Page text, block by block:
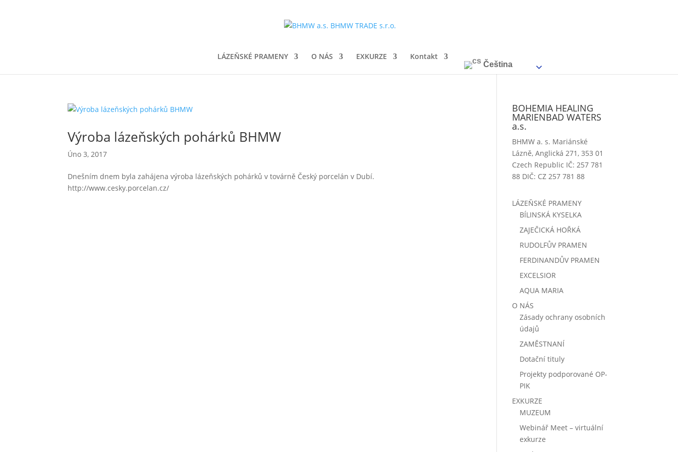
LÁZEŇSKÉ PRAMENY O NÁS EXKURZE Kontakt
Čeština‎
Výroba lázeňských pohárků BHMW
Úno 3, 2017
Dnešním dnem byla zahájena výroba lázeňských pohárků v továrně Český porcelán v Dubí.
http://www.cesky.porcelan.cz/
BOHEMIA HEALING
MARIENBAD WATERS
a.s.
BHMW a. s. Mariánské
Lázně, Anglická 271, 353 01
Czech Republic IČ: 257 781
88 DIČ: CZ 257 781 88
LÁZEŇSKÉ PRAMENY
BÍLINSKÁ KYSELKA
ZAJEČICKÁ HOŘKÁ
RUDOLFŮV PRAMEN
FERDINANDŮV PRAMEN
EXCELSIOR
AQUA MARIA
O NÁS
Zásady ochrany osobních
údajů
ZAMĚSTNANÍ
Dotační tituly
Projekty podporované OP-
PIK
EXKURZE
MUZEUM
Webinář Meet – virtuální
exkurze